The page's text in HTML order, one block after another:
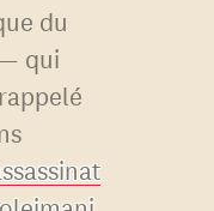
du
qui